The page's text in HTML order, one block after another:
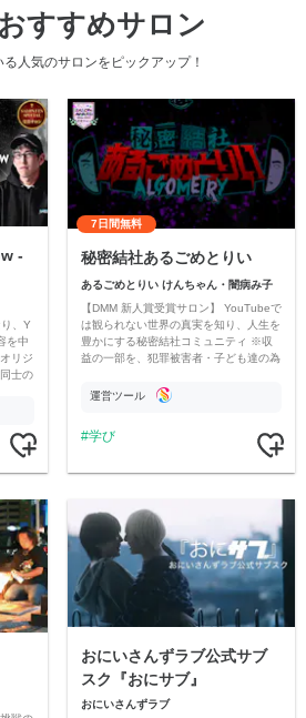
すすめサロン
人気のサロンをピックアップ！
-
、Y
を中
リジ
士の
7日間無料
秘密結社あるごめとりい
あるごめとりい けんちゃん・闇病み子
【DMM 新人賞受賞サロン】 YouTubeで
は観られない世界の真実を知り、人生を
豊かにする秘密結社コミュニティ ※収
益の一部を、犯罪被害者・子ども達の為
す運営ツール
学び
おにいさんずラブ公式サブ
スク『おにサブ』
おにいさんずラブ